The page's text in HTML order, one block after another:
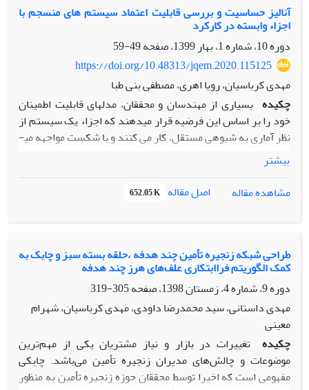
عنوان ارزیابی آمادگی فناوری ؛ و سطح توانمندی فناورانه تأمین
کنندگان پرداخته شد و مدلی به منظور تلفیق دو مفهوم ذکر شده
ارائه گردید.نتایج بدست آمده نشان می دهد که تخصیص قابلیت
اطمینان اطمینان با این روش به شناسایی زیرسیستم های بحرانی
و بهبود آنها در مرحله طراحی کمک می نماید
آنالیز حساسیت و بررسی قابلیت اعتماد سیستم های منسجم با
اجزاء وابسته در کارکرد
دوره 10، شماره 1، بهار 1399، صفحه
49-59
https://doi.org/10.48313/jqem.2020.115125
مهدی کرباسیان، رویا اهری، مصطفی بنی طبا
چکیده بسیاری از مهندسان و محققان، مدل­های قابلیت اطمینان
خود را بر اساس این فرضیه قرار می­دهند که اجزاء یک سیستم از
نظر آماری به شیوه­ی مستقل، کار می کنند و با شکست مواجهه می­
شوند.
محیطی و سیستمی در کارکرد اجزاء تاثیر گذار بوده و در نتیجه به
شکست­­های همبسته کمک می­کند، که می­تواند قابلیت اطمینان یک
سیستم را کاهش دهد. تعیین شاخص همبستگی اجزاء و تاثیر آن
بر قابلیت اطمینان سیستم ضرورت دارد تا بتواند مدل­ها را ملزم
برآورد درستی از قابلیت اطمینان سیستم ارائه دهند.
رویکردهای قبلی برای مدل سازی همبستگی، محدود به سیستم­
هایی هستند که شامل دو یا سه جزء بوده و یا فرض می­شوند که
کارکرد اجزاء، از نظر آماری مستقل هستند. در این پژوهش ضمن
در نظر گرفتن وابستگی بین کارکرد اجزاء به ارائه مدلی برای در
نظر گرفتن این وابستگی و محاسبه قابلیت اطمینان سیستم های
سری ، موازی ، سیستم های
k-out of- n
، موازی-سری و سری-
موازی پرداخته شده است و برای درک بهتر مساله مثالهایی همراه
بیشتر
مشاهده مقاله
اصل مقاله 652.05 K
طراحی شبکه زنجیره تأمین چند هدفه ،حلقه بسته سبز و چابک به
کمک الگوریتم فرا‌‌ابتکاری علف‌های هرز چند هدفه
دوره 9، شماره 4، زمستان 1398، صفحه
305-319
مهدی داستانی، سید محمدرضا داودی، مهدی کرباسیان، شهرام
معینی
چکیده تغییرات در بازار و نیاز مشتریان یکی از مهم‌ترین
موضوعات و چالش‌های مدیران زنجیره تأمین می‌باشد. چابکی
مفهومی است که اخیرا توسط محققان حوزه زنجیره تأمین به منظور